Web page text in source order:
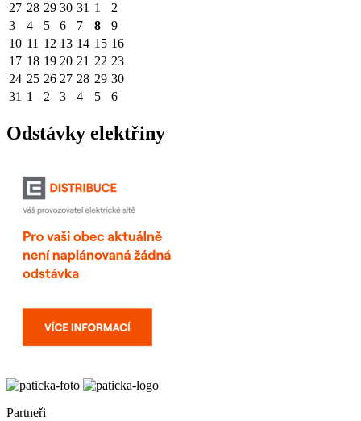
27 28 29 30 31 1
2
3
4 5 6 7 8
9
10 11 12 13 14 15 16
17 18 19 20 21 22 23
24 25 26 27 28 29 30
31 1 2 3 4 5 6
Odstávky elektřiny
Partneři